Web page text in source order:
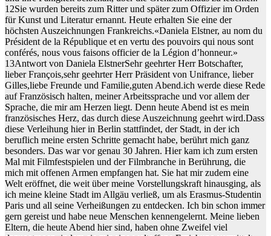
12Sie wurden bereits zum Ritter und später zum Offizier im Orden
für Kunst und Literatur ernannt. Heute erhalten Sie eine der
höchsten Auszeichnungen Frankreichs.«Daniela Elstner, au nom du
Président de la République et en vertu des pouvoirs qui nous sont
conférés, nous vous faisons officier de la Légion d’honneur.»
13Antwort von Daniela ElstnerSehr geehrter Herr Botschafter,
lieber François,sehr geehrter Herr Präsident von Unifrance, lieber
Gilles,liebe Freunde und Familie,guten Abend.ich werde diese Rede
auf Französisch halten, meiner Arbeitssprache und vor allem der
Sprache, die mir am Herzen liegt. Denn heute Abend ist es mein
französisches Herz, das durch diese Auszeichnung geehrt wird.Dass
diese Verleihung hier in Berlin stattfindet, der Stadt, in der ich
beruflich meine ersten Schritte gemacht habe, berührt mich ganz
besonders. Das war vor genau 30 Jahren. Hier kam ich zum ersten
Mal mit Filmfestspielen und der Filmbranche in Berührung, die
mich mit offenen Armen empfangen hat. Sie hat mir zudem eine
Welt eröffnet, die weit über meine Vorstellungskraft hinausging, als
ich meine kleine Stadt im Allgäu verließ, um als Erasmus-Studentin
Paris und all seine Verheißungen zu entdecken. Ich bin schon immer
gern gereist und habe neue Menschen kennengelernt. Meine lieben
Eltern, die heute Abend hier sind, haben ohne Zweifel viel